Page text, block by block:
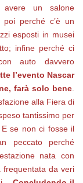
un salone
poi perché c’è un
esposti in musei
infine perché ci
auto davvero
l’evento Nascar
farà solo bene
alla Fiera di
tantissimo per
se non ci fosse il
peccato perché
nata con
frequentata da veri